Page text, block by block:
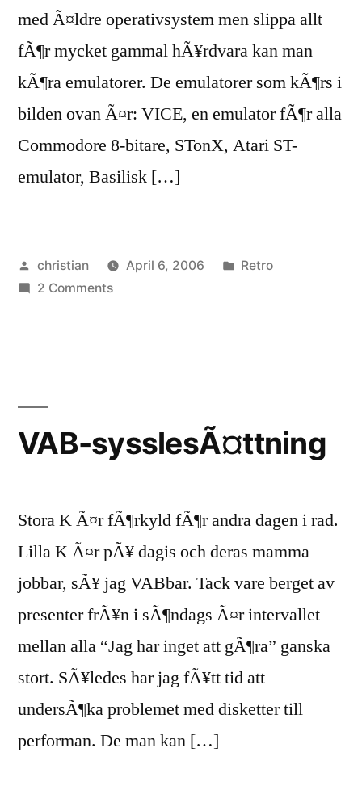
med Ã¤ldre operativsystem men slippa allt
fÃ¶r mycket gammal hÃ¥rdvara kan man
kÃ¶ra emulatorer. De emulatorer som kÃ¶rs i
bilden ovan Ã¤r: VICE, en emulator fÃ¶r alla
Commodore 8-bitare, STonX, Atari ST-
emulator, Basilisk […]
Posted
by
christian April 6, 2006
Posted
Retro
2 Commentson
VAB-sysslesÃ¤ttning
Stora K Ã¤r fÃ¶rkyld fÃ¶r andra dagen i rad.
Lilla K Ã¤r pÃ¥ dagis och deras mamma
jobbar, sÃ¥ jag VABbar. Tack vare berget av
presenter frÃ¥n i sÃ¶ndags Ã¤r intervallet
mellan alla “Jag har inget att gÃ¶ra” ganska
stort. SÃ¥ledes har jag fÃ¥tt tid att
undersÃ¶ka problemet med disketter till
performan. De man kan […]